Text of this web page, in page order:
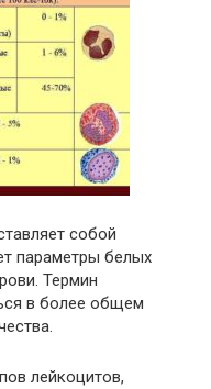
собой
параметры белых
Термин
в более общем
лейкоцитов,